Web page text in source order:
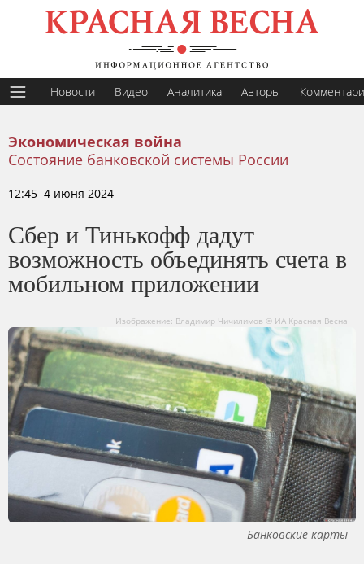
Новости Видео Аналитика Авторы
Экономическая война
Состояние банковской системы России
12:45 4 июня 2024
Сбер и Тинькофф дадут
возможность объединять счета в
мобильном приложении
Изображение: Владимир Чичилимов © ИА Красная Весна
Банковские карты